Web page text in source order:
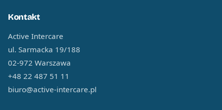
Kontakt
Active Intercare
ul. Sarmacka 19/188
02-972 Warszawa
+48 22 487 51 11
biuro@active-intercare.pl